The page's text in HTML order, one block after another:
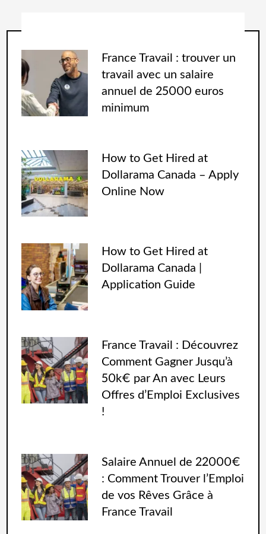
France Travail : trouver un
travail avec un salaire
annuel de 25000 euros
minimum
How to Get Hired at
Dollarama Canada – Apply
Online Now
How to Get Hired at
Dollarama Canada |
Application Guide
France Travail : Découvrez
Comment Gagner Jusqu’à
50k€ par An avec Leurs
Offres d’Emploi Exclusives
!
Salaire Annuel de 22000€
: Comment Trouver l’Emploi
de vos Rêves Grâce à
France Travail